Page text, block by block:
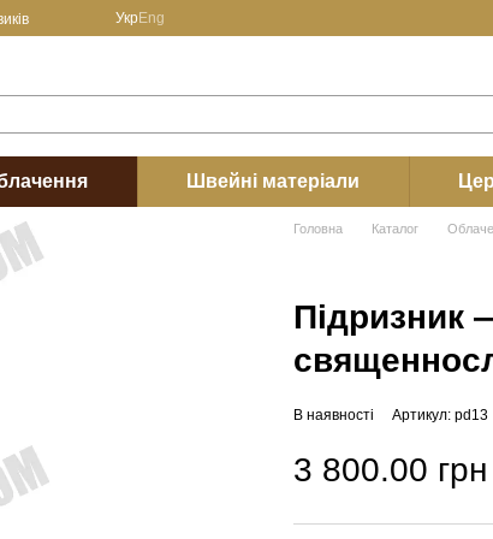
УкрEng
Швейні матеріали
Головна Каталог
Підризник
В наявності Артикул: pd13
3 800.00 грн